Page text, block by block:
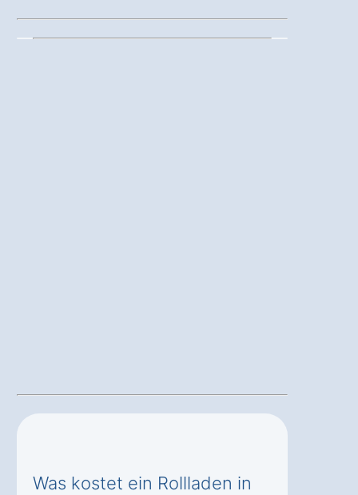
Was kostet ein Rollladen in